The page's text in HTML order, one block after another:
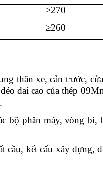
≥270
≥260
thân xe, cản trước,
dai cao của thép
bộ phận máy, vòng bi,
kết cấu xây dựng,